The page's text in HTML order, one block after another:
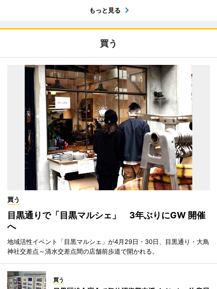
もっと見る
買う
買う
目黒通りで「目黒マルシェ」 3年ぶりにGW 開催
へ
地域活性イベント「目黒マルシェ」が4月29日・30日、目黒通り・大鳥
神社交差点～清水交差点間の店舗前歩道で開かれる。
買う